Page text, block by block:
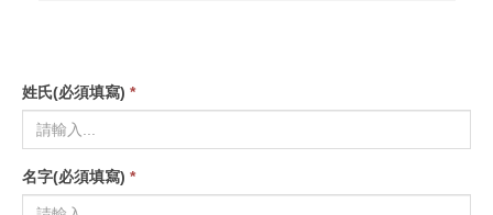
姓氏(必須填寫) *
名字(必須填寫) *